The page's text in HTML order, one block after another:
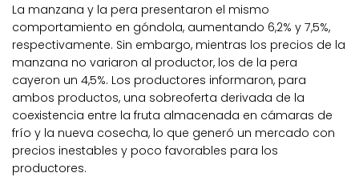
La manzana y la pera presentaron el mismo
comportamiento en góndola, aumentando 6,2% y 7,5%,
respectivamente. Sin embargo, mientras los precios de la
manzana no variaron al productor, los de la pera
cayeron un 4,5%. Los productores informaron, para
ambos productos, una sobreoferta derivada de la
coexistencia entre la fruta almacenada en cámaras de
frío y la nueva cosecha, lo que generó un mercado con
precios inestables y poco favorables para los
productores.